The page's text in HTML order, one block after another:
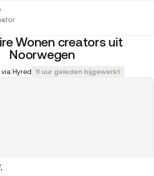
Wonen creators uit
Noorwegen
Hyred 11 uur geleden bijgewerkt